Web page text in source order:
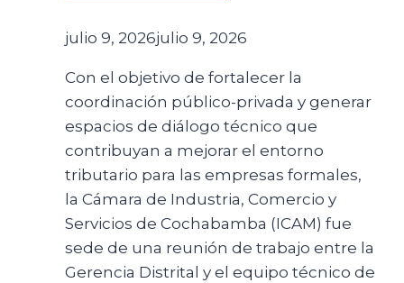
julio 9, 2026julio 9, 2026
Con el objetivo de fortalecer la
coordinación público-privada y generar
espacios de diálogo técnico que
contribuyan a mejorar el entorno
tributario para las empresas formales,
la Cámara de Industria, Comercio y
Servicios de Cochabamba (ICAM) fue
sede de una reunión de trabajo entre la
Gerencia Distrital y el equipo técnico de